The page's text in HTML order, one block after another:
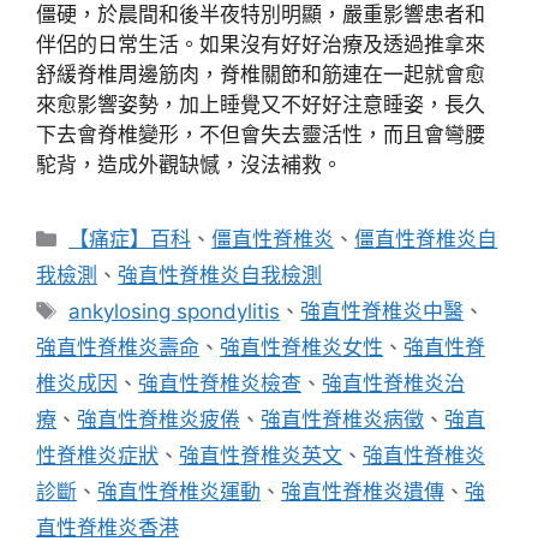
僵硬，於晨間和後半夜特別明顯，嚴重影響患者和
伴侶的日常生活。如果沒有好好治療及透過推拿來
舒緩脊椎周邊筋肉，脊椎關節和筋連在一起就會愈
來愈影響姿勢，加上睡覺又不好好注意睡姿，長久
下去會脊椎變形，不但會失去靈活性，而且會彎腰
駝背，造成外觀缺憾，沒法補救。
分
類
【痛症】百科 、僵直性脊椎炎 、僵直性脊椎炎自
我檢測 、 強直性脊椎炎自我檢測
標
籤
ankylosing spondylitis 、 強直性脊椎炎中醫 、
強直性脊椎炎壽命 、 強直性脊椎炎女性 、 強直性脊
椎炎成因 、 強直性脊椎炎檢查 、 強直性脊椎炎治
療 、 強直性脊椎炎疲倦 、 強直性脊椎炎病徵 、 強直
性脊椎炎症狀 、 強直性脊椎炎英文 、 強直性脊椎炎
診斷 、 強直性脊椎炎運動 、 強直性脊椎炎遺傳 、 強
直性脊椎炎香港